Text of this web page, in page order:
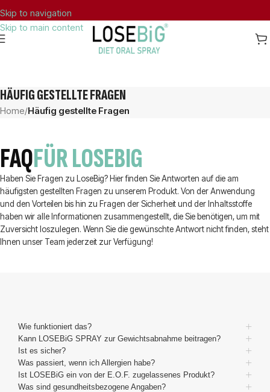
Skip to navigation
Skip to main content
KOSTENLOSER VERSAND NACH GRIECHENLAND FÜR BESTELLUNGEN ÜBER 40€.
HÄUFIG GESTELLTE FRAGEN
Home/Häufig gestellte Fragen
FAQFÜR LOSEBIG
Haben Sie Fragen zu LoseBig? Hier finden Sie Antworten auf die am
häufigsten gestellten Fragen zu unserem Produkt. Von der Anwendung
und den Vorteilen bis hin zu Fragen der Sicherheit und der Inhaltsstoffe
haben wir alle Informationen zusammengestellt, die Sie benötigen, um mit
Zuversicht loszulegen. Wenn Sie die gewünschte Antwort nicht finden, steht
Ihnen unser Team jederzeit zur Verfügung!
Wie funktioniert das?
Kann LOSEBiG SPRAY zur Gewichtsabnahme beitragen?
Ist es sicher?
Was passiert, wenn ich Allergien habe?
Ist LOSEBiG ein von der E.O.F. zugelassenes Produkt?
Was sind gesundheitsbezogene Angaben?